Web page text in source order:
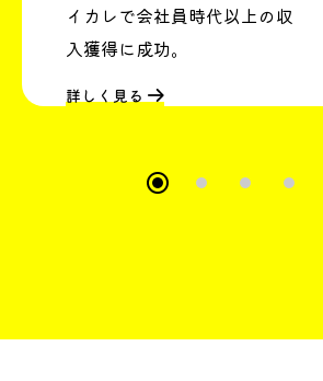
イカレで会社員時代以上の収
入獲得に成功。